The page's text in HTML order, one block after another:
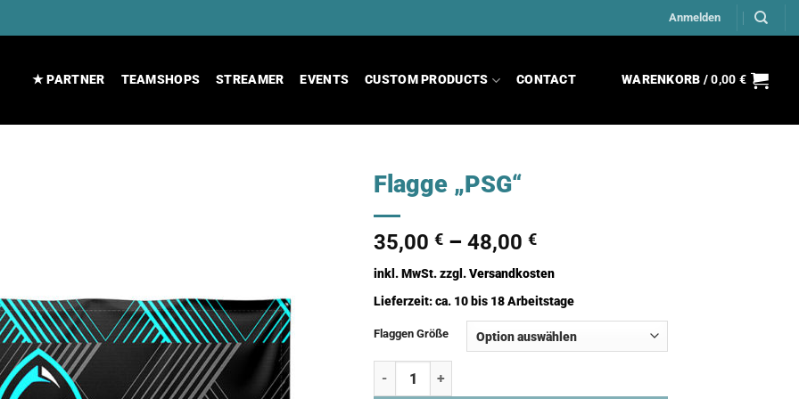
Anmelden
★ PARTNER TEAMSHOPS STREAMER EVENTS CUSTOM PRODUCTS CONTACT WARENKORB /0,00 €
Flagge „PSG“
35,00 € – 48,00 €
inkl. MwSt.zzgl.Versandkosten
Lieferzeit:ca. 10 bis 18 Arbeitstage
Flaggen Größe
Flagge "PSG" Menge